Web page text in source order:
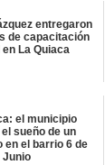
entregaron
de capacitación
en La Quiaca
el municipio
sueño de un
en el barrio 6 de
Junio